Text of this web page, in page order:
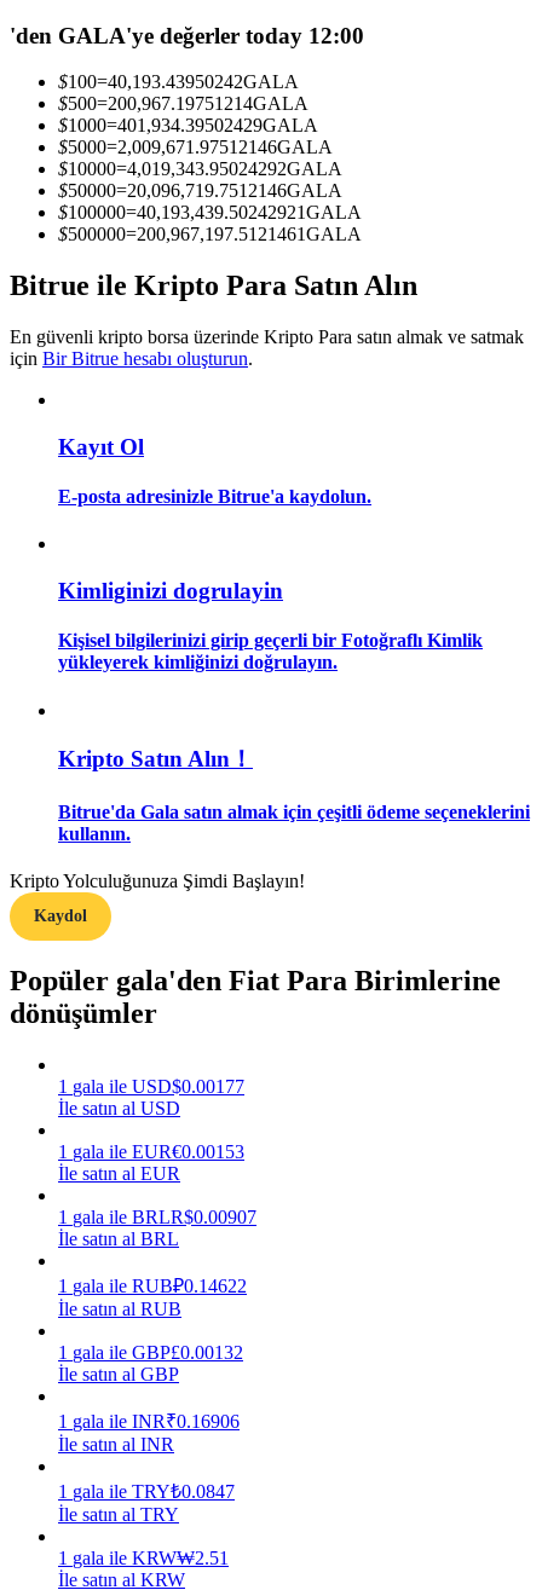
Kâr paylaşımı ve kopya ticaret komisyonlarının tadını çıkarın
Vadeli İşlemler Başlangıç Kılavuzu
Ticaret stratejileri
Nasıl kârlı kalabileceğinizi öğrenin
Kazan
Power Piggy
Günlük rekabetçi ödüller kazanın
'den GALA'ye değerler today 12:00
$100=40,193.43950242GALA
$500=200,967.19751214GALA
$1000=401,934.39502429GALA
$5000=2,009,671.97512146GALA
$10000=4,019,343.95024292GALA
$50000=20,096,719.7512146GALA
$100000=40,193,439.50242921GALA
$500000=200,967,197.5121461GALA
Bitrue ile Kripto Para Satın Alın
En güvenli kripto borsa üzerinde Kripto Para satın almak ve satmak
için Bir Bitrue hesabı oluşturun.
Kayıt Ol
E-posta adresinizle Bitrue'a kaydolun.
Kimliginizi dogrulayin
Kişisel bilgilerinizi girip geçerli bir Fotoğraflı Kimlik
yükleyerek kimliğinizi doğrulayın.
Kripto Satın Alın！
Bitrue'da Gala satın almak için çeşitli ödeme seçeneklerini
kullanın.
Kripto Yolculuğunuza Şimdi Başlayın!
Kaydol
Popüler gala'den Fiat Para Birimlerine
dönüşümler
1 gala ile USD$0.00177
İle satın al USD
1 gala ile EUR€0.00153
İle satın al EUR
1 gala ile BRLR$0.00907
İle satın al BRL
1 gala ile RUB₽0.14622
İle satın al RUB
1 gala ile GBP£0.00132
İle satın al GBP
1 gala ile INR₹0.16906
İle satın al INR
1 gala ile TRY₺0.0847
İle satın al TRY
1 gala ile KRW₩2.51
İle satın al KRW